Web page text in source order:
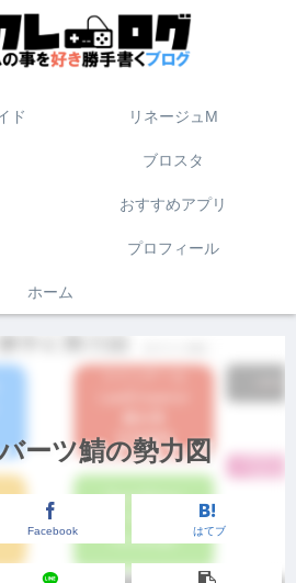
ド リネージュM
ブロスタ
おすすめアプリ
プロフィール
ホーム
ーツ鯖の勢力図
Facebook はてブ